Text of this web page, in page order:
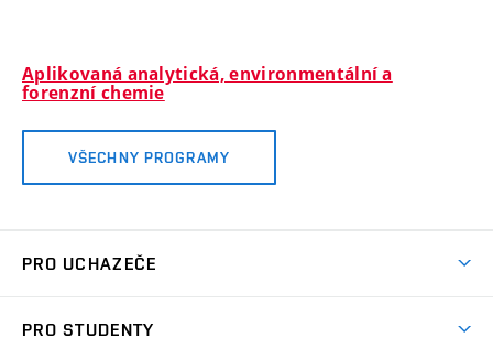
Aplikovaná analytická, environmentální a
forenzní chemie
VŠECHNY PROGRAMY
PRO UCHAZEČE
PRO STUDENTY